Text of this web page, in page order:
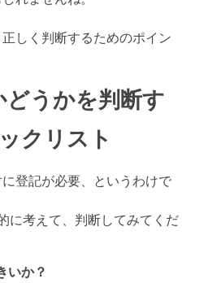
しく判断するためのポイン
うかを判断す
クリスト
登記が必要、というわけで
に考えて、判断してみてくだ
いか？